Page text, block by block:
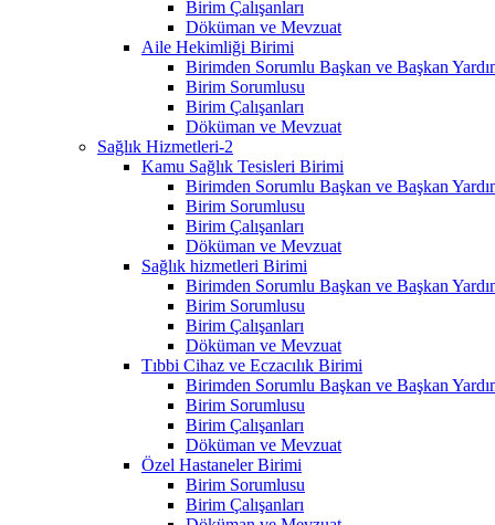
Birim Çalışanları
Döküman ve Mevzuat
Aile Hekimliği Birimi
Birimden Sorumlu Başkan ve Başkan
Birim Sorumlusu
Birim Çalışanları
Döküman ve Mevzuat
Sağlık Hizmetleri-2
Kamu Sağlık Tesisleri Birimi
Birimden Sorumlu Başkan ve Başkan
Birim Sorumlusu
Birim Çalışanları
Döküman ve Mevzuat
Sağlık hizmetleri Birimi
Birimden Sorumlu Başkan ve Başkan
Birim Sorumlusu
Birim Çalışanları
Döküman ve Mevzuat
Tıbbi Cihaz ve Eczacılık Birimi
Birimden Sorumlu Başkan ve Başkan
Birim Sorumlusu
Birim Çalışanları
Döküman ve Mevzuat
Özel Hastaneler Birimi
Birim Sorumlusu
Birim Çalışanları